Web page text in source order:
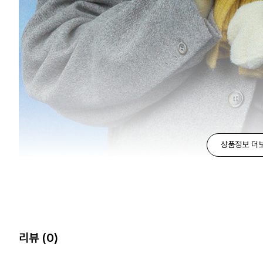
상품정보 더
리뷰 (0)